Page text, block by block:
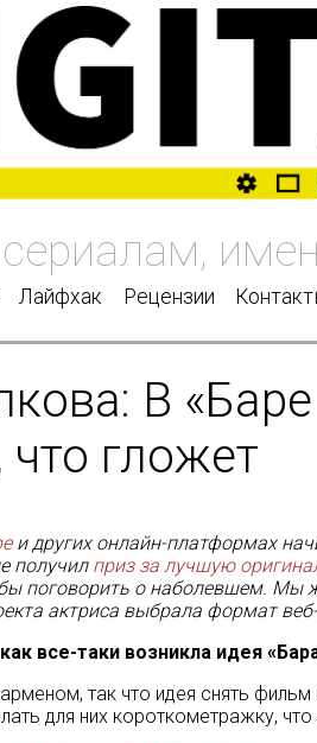
Лайфхак Рецензии
В
что гложет
и других онлайн-платформах
получил приз за лучшую
поговорить о наболевшем. Мы
актриса выбрала формат
все-таки возникла идея
так что идея снять
для них короткометражку,